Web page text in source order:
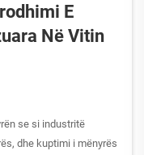
E
Në Vitin
se si industritë
dhe kuptimi i mënyrës